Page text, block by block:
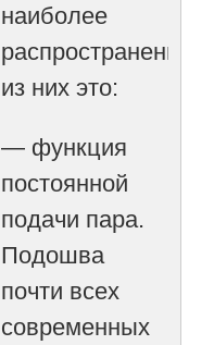
наиболее
распространенные
из них это:
— функция
постоянной
подачи пара.
Подошва
почти всех
современных